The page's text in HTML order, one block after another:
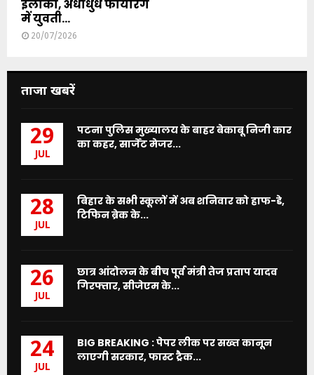
इलाका, अंधाधुंध फायरिंग
में युवती...
20/07/2026
ताजा खबरें
29
JUL
पटना पुलिस मुख्यालय के बाहर बेकाबू निजी कार
का कहर, सार्जेंट मेजर...
28
JUL
बिहार के सभी स्कूलों में अब शनिवार को हाफ-डे,
टिफिन ब्रेक के...
26
JUL
छात्र आंदोलन के बीच पूर्व मंत्री तेज प्रताप यादव
गिरफ्तार, सीजेएम के...
24
JUL
BIG BREAKING : पेपर लीक पर सख्त कानून
लाएगी सरकार, फास्ट ट्रैक...